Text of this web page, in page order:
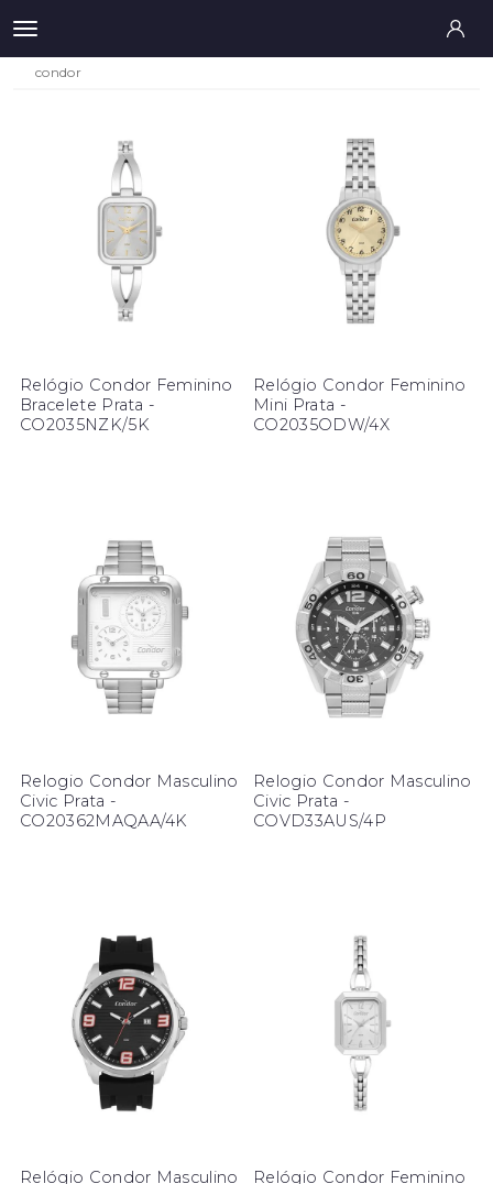
condor
Relógio Condor Feminino
Bracelete Prata -
CO2035NZK/5K
Relógio Condor Feminino
Mini Prata -
CO2035ODW/4X
Relogio Condor Masculino
Civic Prata -
CO20362MAQAA/4K
Relogio Condor Masculino
Civic Prata -
COVD33AUS/4P
Relógio Condor Masculino
Relógio Condor Feminino